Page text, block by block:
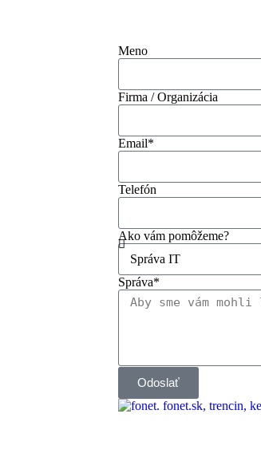
Meno
Firma / Organizácia
Email*
Telefón
Ako vám pomôžeme?
Správa*
Odoslať